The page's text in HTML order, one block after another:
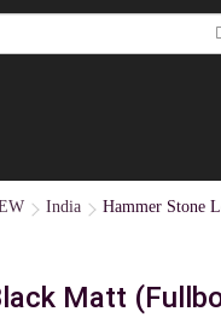
India Hammer Stone
Matt